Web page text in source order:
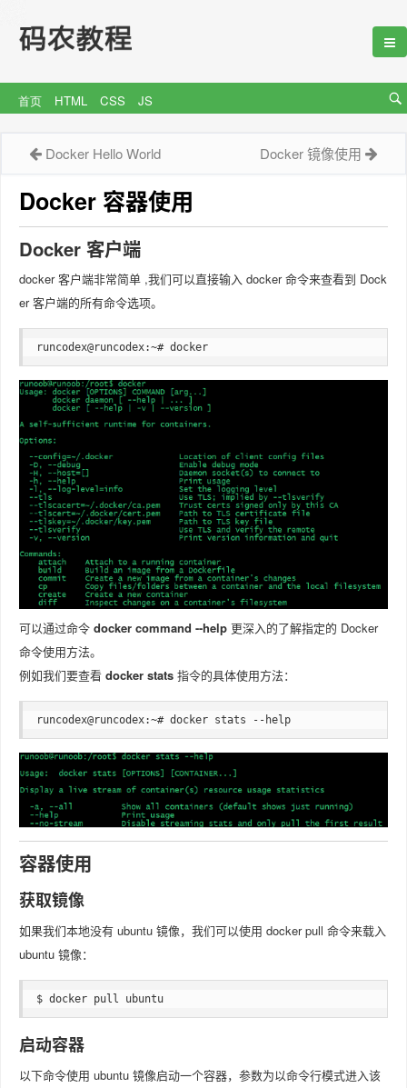
首页 HTML CSS JS
Docker Hello World Docker 镜像使用
Docker 容器使用
Docker 客户端
docker 客户端非常简单 ,我们可以直接输入 docker 命令来查看到 Dock
er 客户端的所有命令选项。
可以通过命令 docker command --help 更深入的了解指定的 Docker
命令使用方法。
例如我们要查看 docker stats 指令的具体使用方法：
容器使用
获取镜像
如果我们本地没有 ubuntu 镜像，我们可以使用 docker pull 命令来载入
ubuntu 镜像：
$ docker pull ubuntu
启动容器
以下命令使用 ubuntu 镜像启动一个容器，参数为以命令行模式进入该